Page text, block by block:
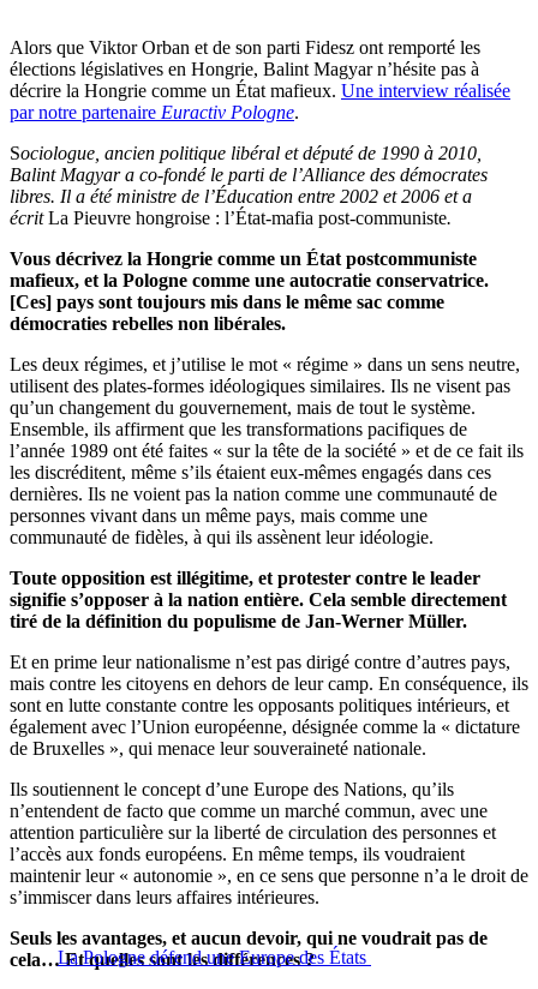
Alors que Viktor Orban et de son parti Fidesz ont remporté les
élections législatives en Hongrie, Balint Magyar n’hésite pas à
décrire la Hongrie comme un État mafieux. Une interview réalisée
par notre partenaire Euractiv Pologne.
Sociologue, ancien politique libéral et député de 1990 à 2010,
Balint Magyar a co-fondé le parti de l’Alliance des démocrates
libres. Il a été ministre de l’Éducation entre 2002 et 2006 et a
écritLa Pieuvre hongroise : l’État-mafia post-communiste.
Vous décrivez la Hongrie comme un État postcommuniste
mafieux, et la Pologne comme une autocratie conservatrice.
[Ces] pays sont toujours mis dans le même sac comme
démocraties rebelles non libérales.
Les deux régimes, et j’utilise le mot « régime » dans un sens neutre,
utilisent des plates-formes idéologiques similaires. Ils ne visent pas
qu’un changement du gouvernement, mais de tout le système.
Ensemble, ils affirment que les transformations pacifiques de
l’année 1989 ont été faites « sur la tête de la société » et de ce fait ils
les discréditent, même s’ils étaient eux-mêmes engagés dans ces
dernières. Ils ne voient pas la nation comme une communauté de
personnes vivant dans un même pays, mais comme une
communauté de fidèles, à qui ils assènent leur idéologie.
Toute opposition est illégitime, et protester contre le leader
signifie s’opposer à la nation entière. Cela semble directement
tiré de la définition du populisme de Jan-Werner Müller.
Et en prime leur nationalisme n’est pas dirigé contre d’autres pays,
mais contre les citoyens en dehors de leur camp. En conséquence, ils
sont en lutte constante contre les opposants politiques intérieurs, et
également avec l’Union européenne, désignée comme la « dictature
de Bruxelles », qui menace leur souveraineté nationale.
Ils soutiennent le concept d’une Europe des Nations, qu’ils
n’entendent de facto que comme un marché commun, avec une
attention particulière sur la liberté de circulation des personnes et
l’accès aux fonds européens. En même temps, ils voudraient
maintenir leur « autonomie », en ce sens que personne n’a le droit de
s’immiscer dans leurs affaires intérieures.
La Pologne défend une Europe des États
Seuls les avantages, et aucun devoir, qui ne voudrait pas de
cela… Et quelles sont les différences ?